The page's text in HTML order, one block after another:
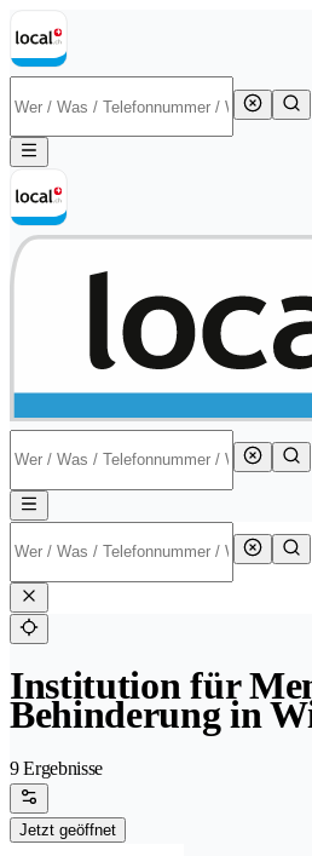
Institution für
Behinderung in
9 Ergebnisse
Jetzt geöffnet